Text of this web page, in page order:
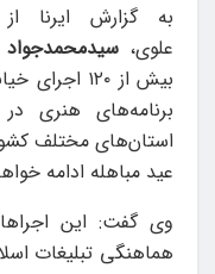
به گزارش ایرنا
علوی، سیدمحمدجواد
بیش از ۱۲۰
برنامه‌های هنری
استان‌های مختلف
عید مباهله ادامه
وی گفت: این
هماهنگی تبلیغات